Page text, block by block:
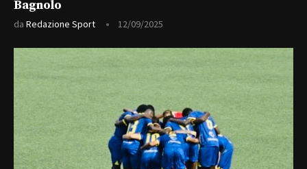
Bagnolo
da Redazione Sport 12/09/2025